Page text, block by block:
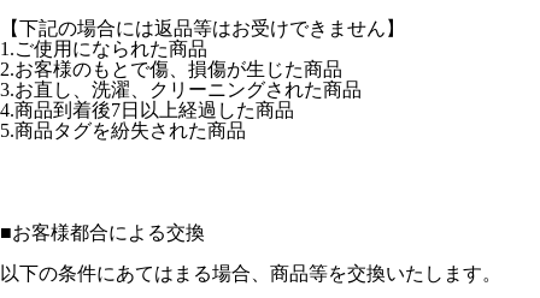
【下記の場合には返品等はお受けできません】
1.ご使用になられた商品
2.お客様のもとで傷、損傷が生じた商品
3.お直し、洗濯、クリーニングされた商品
4.商品到着後7日以上経過した商品
5.商品タグを紛失された商品
■お客様都合による交換
以下の条件にあてはまる場合、商品等を交換いたします。